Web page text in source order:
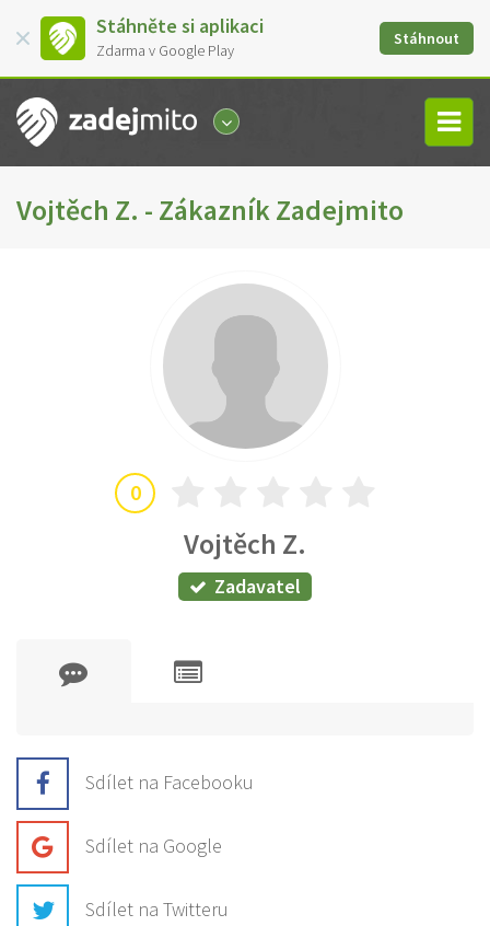
Stáhněte si aplikaci
Zdarma v Google Play
Stáhnout
Vojtěch Z. - Zákazník Zadejmito
0
Vojtěch Z.
Zadavatel
Sdílet na Facebooku
Sdílet na Google
Sdílet na Twitteru